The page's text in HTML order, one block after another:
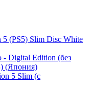
5 (PS5) Slim Disc White
- Digital Edition (без
(Япония)
5 Slim (с